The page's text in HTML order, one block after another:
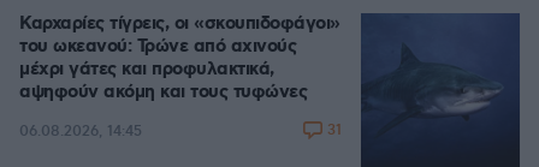
Καρχαρίες τίγρεις, οι «σκουπιδοφάγοι»
του ωκεανού: Τρώνε από αχινούς
μέχρι γάτες και προφυλακτικά,
αψηφούν ακόμη και τους τυφώνες
06.08.2026, 14:45 31